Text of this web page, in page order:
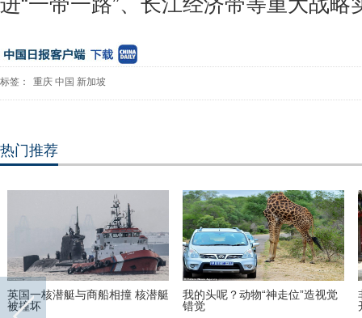
标签： 重庆 中国 新加坡
热门推荐
英国一核潜艇与商船相撞 核潜艇
被撞坏
我的头呢？动物“神走位”造视觉
错觉